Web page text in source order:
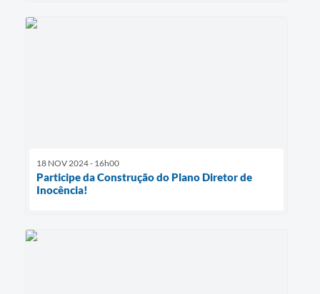
18 NOV 2024 - 16h00
Participe da Construção do Plano Diretor de
Inocência!